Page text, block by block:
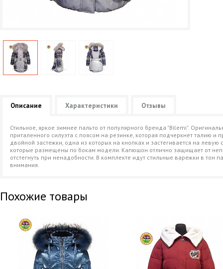
Описание Характеристики Отзывы
Стильное, яркое зимнее пальто от популярного бренда "Bilemi".
приталенного силуэта с поясом на резинке, которая подчеркнет талию
двойной застежки, одна из которых на кнопках и застегивается на
которые размещены по бокам модели. Капюшон отлично защищает от
отстегнуть при ненадобности. В комплекте идут стильные варежки в
внимания.
Похожие товары